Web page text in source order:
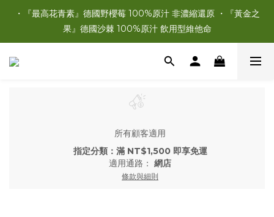
・『最高花青素』德國野櫻莓 100%原汁 非濃縮還原 ・『黃金之
果』德國沙棘 100%原汁 飲用型維他命
所有顧客適用
指定分類：滿 NT$1,500 即享免運
適用通路： 網店
條款與細則